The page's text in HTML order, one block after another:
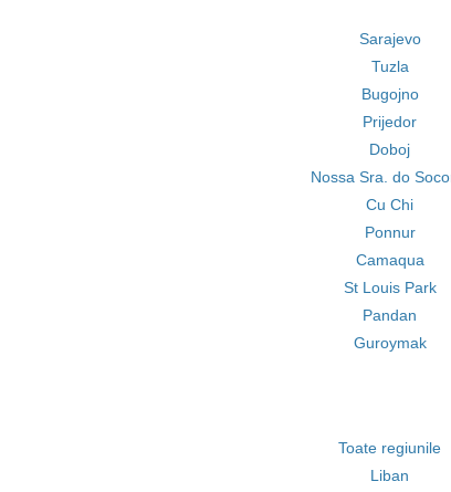
Sarajevo
Tuzla
Bugojno
Prijedor
Doboj
Nossa Sra. do
Cu Chi
Ponnur
Camaqua
St Louis Park
Pandan
Guroymak
Toate regiunile
Liban